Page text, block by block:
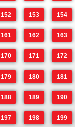
152 153 154
161 162 163
170 171 172
179 180 181
188 189 190
197 198 199